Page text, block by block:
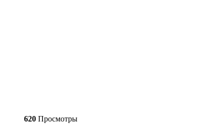
620 Просмотры